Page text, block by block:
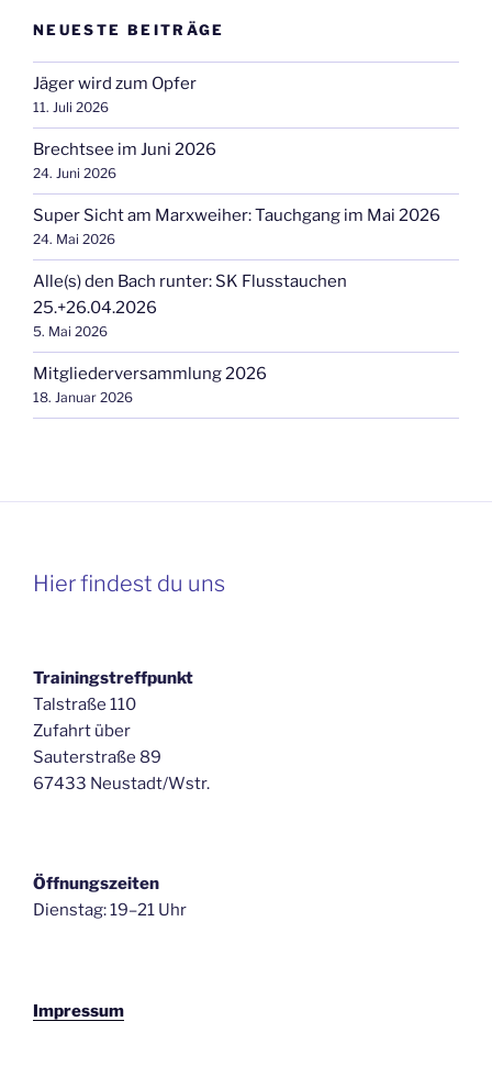
NEUESTE BEITRÄGE
Jäger wird zum Opfer
11. Juli 2026
Brechtsee im Juni 2026
24. Juni 2026
Super Sicht am Marxweiher: Tauchgang im Mai 2026
24. Mai 2026
Alle(s) den Bach runter: SK Flusstauchen
25.+26.04.2026
5. Mai 2026
Mitgliederversammlung 2026
18. Januar 2026
Hier findest du uns
Trainingstreffpunkt
Talstraße 110
Zufahrt über
Sauterstraße 89
67433 Neustadt/Wstr.
Öffnungszeiten
Dienstag: 19–21 Uhr
Impressum